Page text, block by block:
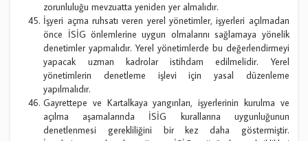
zorunluluğu mevzuatta yeniden yer almalıdır.
İşyeri açma ruhsatı veren yerel yönetimler, işyerleri açılmadan
önce İSİG önlemlerine uygun olmalarını sağlamaya yönelik
denetimler yapmalıdır. Yerel yönetimlerde bu değerlendirmeyi
yapacak uzman kadrolar istihdam edilmelidir. Yerel
yönetimlerin denetleme işlevi için yasal düzenleme
yapılmalıdır.
Gayrettepe ve Kartalkaya yangınları, işyerlerinin kurulma ve
açılma aşamalarında İSİG kurallarına uygunluğunun
denetlenmesi gerekliliğini bir kez daha göstermiştir.